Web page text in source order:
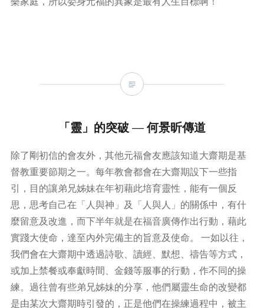
「靈」的突破 — 何景昕傳道
除了剛初信的會友外，其他元福會友應該知道大齋期是基
督教重要節期之一。每年教會都會在大齋期設下一些指
引，目的讓弟兄姊妹在年初藉此培育靈性，能有一個反
思，思考自己在「人與神」及「人與人」的關係中，有什
麼留意及改進，而下半年就是在福音廣傳作出行動，藉此
實踐大使命，達至內外完備主的旨意及使命。 一如以往，
我們會在大齋期中透過詩歌、讀經、默想、禱告等方式，
或加上禁餐或奉獻時間、金錢等服事的行動，作不同的操
練。過往曾有些弟兄姊妹的分享，他們屬靈生命的改變都
是由某次大齋期時引發的，正是他們在操練過程中，被主